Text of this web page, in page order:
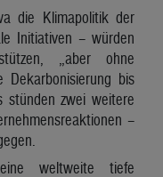
die Klimapolitik der
Initiativen – würden
„aber ohne
Dekarbonisierung bis
stünden zwei weitere
–
weltweite tiefe